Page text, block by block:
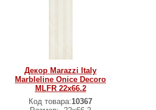
Декор Marazzi Italy
Marbleline Onice Decoro
MLFR 22х66.2
Код товара:10367